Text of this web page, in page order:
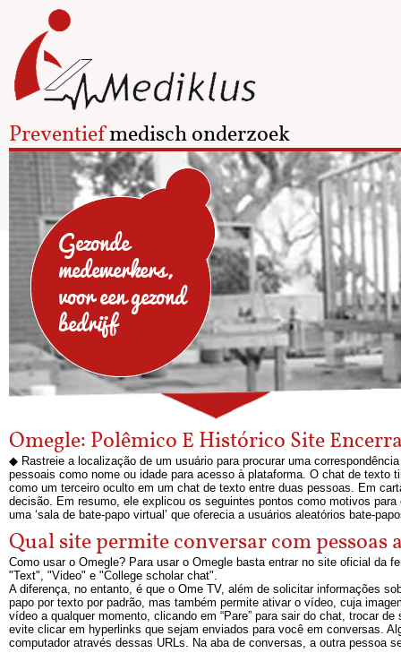
Preventiefmedisch onderzoek
Gezonde
medewerkers,
voor een gezond
bedrijf
Omegle: Polêmico E Histórico Site
◆ Rastreie a localização de um usuário para procurar uma
pessoais como nome ou idade para acesso à plataforma. O chat de texto
como um terceiro oculto em um chat de texto entre duas pessoas. Em
decisão. Em resumo, ele explicou os seguintes pontos como motivos
uma ‘sala de bate-papo virtual’ que oferecia a usuários aleatórios bate-
Qual site permite conversar com pessoas
Como usar o Omegle? Para usar o Omegle basta entrar no site oficial da
"Text", "Video" e "College scholar chat".
A diferença, no entanto, é que o Ome TV, além de solicitar informações
papo por texto por padrão, mas também permite ativar o vídeo, cuja
vídeo a qualquer momento, clicando em “Pare” para sair do chat, trocar
evite clicar em hyperlinks que sejam enviados para você em conversas.
computador através dessas URLs. Na aba de conversas, a outra pessoa